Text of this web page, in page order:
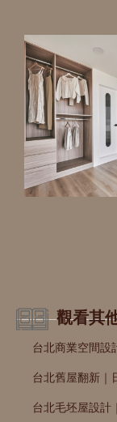
觀看其
台北商業空間設
台北舊屋翻新｜
台北毛坯屋設計